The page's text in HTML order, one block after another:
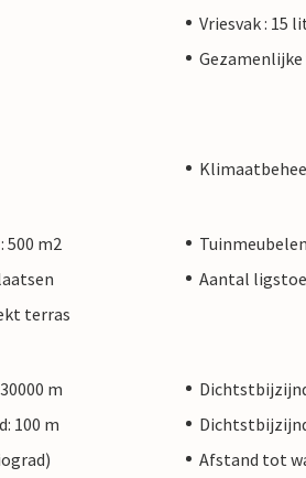
Vriesvak : 15
500 m2
Tuinmeubelen
Aantal
terras
m
100 m
Afstand tot